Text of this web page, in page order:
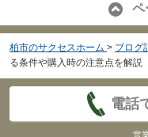
ペ
柏市のサクセスホーム > ブログ
る条件や購入時の注意点を解説
電話
営